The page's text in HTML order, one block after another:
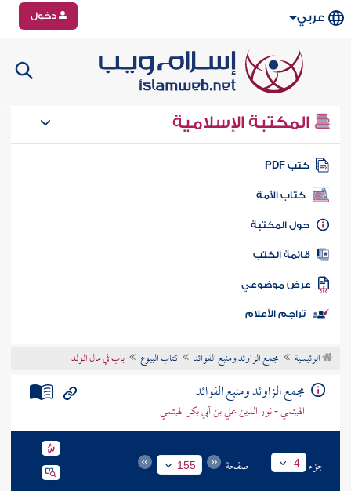
عربي دخول
المكتبة الإسلامية
كتب PDF
كتاب الأمة
المكتبة
الكتب
موضوعي
تراجم الأعلام
الرئيسية مجمع الزاوئد ومنبع الفوائد كتاب البيوع باب في مال الولد
مجمع الزاوئد ومنبع الفوائد
الهيثمي - نور الدين علي بن أبي بكر الهيثمي
جزء 4 صفحة 155